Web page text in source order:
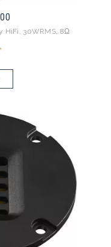
HiFi, 30WRMS, 8Ω